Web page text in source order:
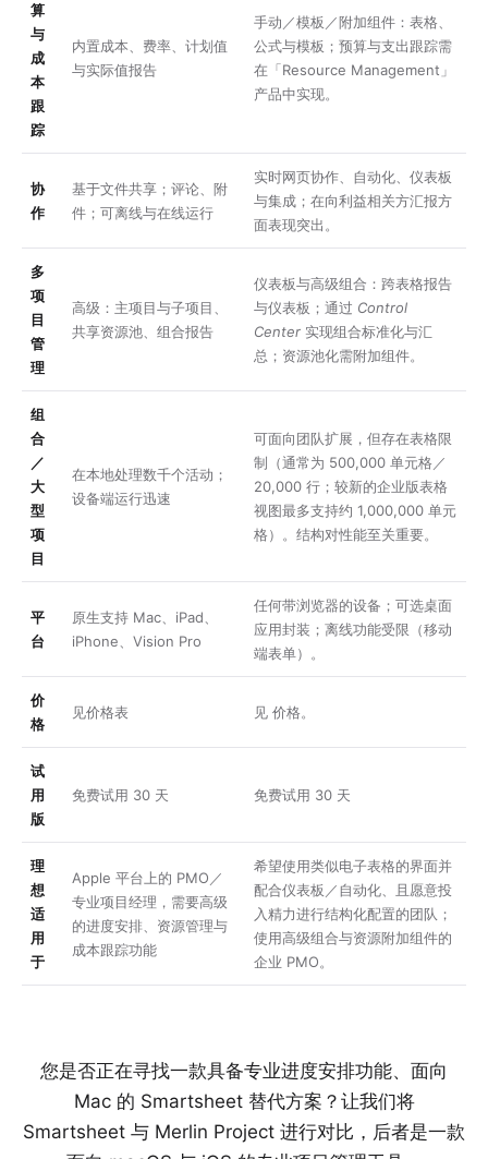
算
与
成
本
跟
踪
内置成本、费率、计划值
与实际值报告
手动／模板／附加组件：表格、
公式与模板；预算与支出跟踪需
在「Resource Management」
产品中实现。
协
作
基于文件共享；评论、附
件；可离线与在线运行
实时网页协作、自动化、仪表板
与集成；在向利益相关方汇报方
面表现突出。
多
项
目
管
理
高级：主项目与子项目、
共享资源池、组合报告
仪表板与高级组合：跨表格报告
与仪表板；通过 Control
Center 实现组合标准化与汇
总；资源池化需附加组件。
组
合
／
大
型
项
目
在本地处理数千个活动；
设备端运行迅速
可面向团队扩展，但存在表格限
制（通常为 500,000 单元格／
20,000 行；较新的企业版表格
视图最多支持约 1,000,000 单元
格）。结构对性能至关重要。
平
台
原生支持 Mac、iPad、
iPhone、Vision Pro
任何带浏览器的设备；可选桌面
应用封装；离线功能受限（移动
端表单）。
价
格
见价格表 见 价格。
试
用
版
免费试用 30 天 免费试用 30 天
理
想
适
用
于
Apple 平台上的 PMO／
专业项目经理，需要高级
的进度安排、资源管理与
成本跟踪功能
希望使用类似电子表格的界面并
配合仪表板／自动化、且愿意投
入精力进行结构化配置的团队；
使用高级组合与资源附加组件的
企业 PMO。
您是否正在寻找一款具备专业进度安排功能、面向
Mac 的 Smartsheet 替代方案？让我们将
Smartsheet 与 Merlin Project 进行对比，后者是一款